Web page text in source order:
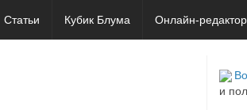
Статьи Кубик Блума Онлайн-редактор
и